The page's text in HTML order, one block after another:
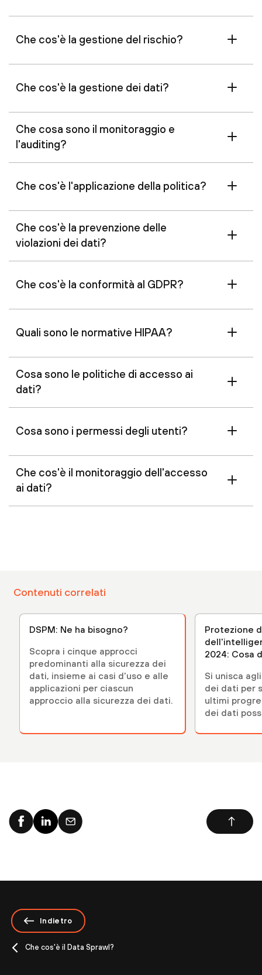
Che cos'è la gestione del rischio?
Che cos'è la gestione dei dati?
Che cosa sono il monitoraggio e
l'auditing?
Che cos'è l'applicazione della politica?
Che cos'è la prevenzione delle
violazioni dei dati?
Che cos'è la conformità al GDPR?
Quali sono le normative HIPAA?
Cosa sono le politiche di accesso ai
dati?
Cosa sono i permessi degli utenti?
Che cos'è il monitoraggio dell'accesso
ai dati?
Contenuti correlati
DSPM: Ne ha bisogno?
Scopra i cinque approcci
predominanti alla sicurezza dei
dati, insieme ai casi d'uso e alle
applicazioni per ciascun
approccio alla sicurezza dei dati.
Protezione
2024: Cosa
Si unisca
dei dati per
ultimi
dei dati
Indietro
Che cos'è il Data Sprawl?